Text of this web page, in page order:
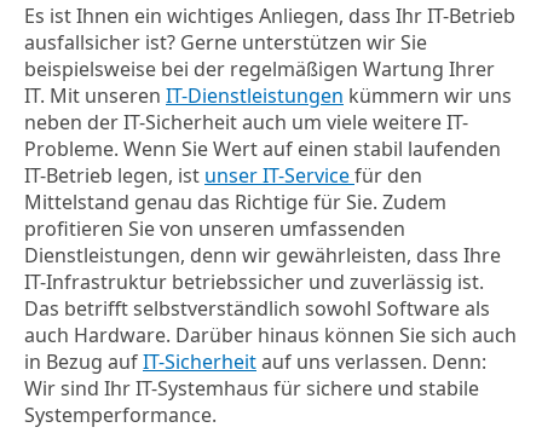
Es ist Ihnen ein wichtiges Anliegen, dass Ihr IT-Betrieb
ausfallsicher ist? Gerne unterstützen wir Sie
beispielsweise bei der regelmäßigen Wartung Ihrer
IT. Mit unseren IT-Dienstleistungen kümmern wir uns
neben der IT-Sicherheit auch um viele weitere IT-
Probleme. Wenn Sie Wert auf einen stabil laufenden
IT-Betrieb legen, ist unser IT-Servicefür den
Mittelstand genau das Richtige für Sie. Zudem
profitieren Sie von unseren umfassenden
Dienstleistungen, denn wir gewährleisten, dass Ihre
IT-Infrastruktur betriebssicher und zuverlässig ist.
Das betrifft selbstverständlich sowohl Software als
auch Hardware. Darüber hinaus können Sie sich auch
in Bezug aufIT-Sicherheitauf uns verlassen. Denn:
Wir sind Ihr IT-Systemhaus für sichere und stabile
Systemperformance.